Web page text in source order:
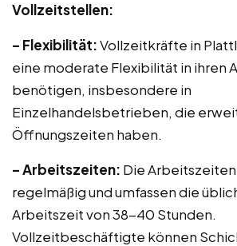
Vollzeitstellen:
– Flexibilität:Vollzeitkräfte in
eine moderate Flexibilität in ihren
benötigen, insbesondere in
Einzelhandelsbetrieben, die
Öffnungszeiten haben.
– Arbeitszeiten: Die Arbeitszeiten
regelmäßig und umfassen die
Arbeitszeit von 38-40 Stunden.
Vollzeitbeschäftigte können